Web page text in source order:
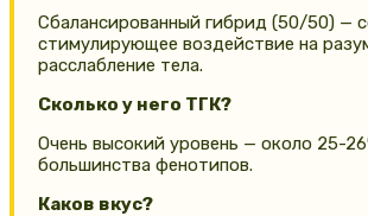
Сбалансированный гибрид (50/50) —
стимулирующее воздействие на
расслабление тела.
Сколько у него ТГК?
Очень высокий уровень — около 25-
большинства фенотипов.
Каков вкус?